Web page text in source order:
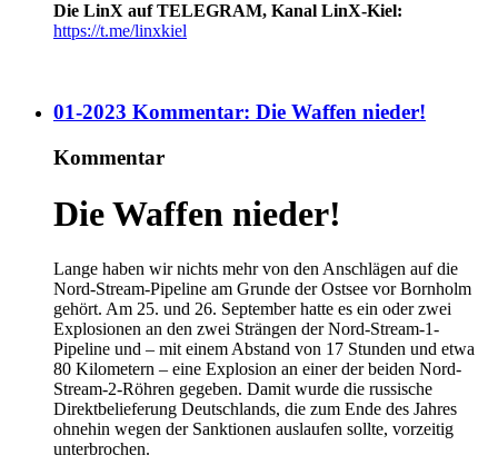
Die LinX auf TELEGRAM, Kanal LinX-Kiel:
https://t.me/linxkiel
01-2023 Kommentar: Die Waffen nieder!
Kommentar
Die Waffen nieder!
Lange haben wir nichts mehr von den Anschlägen auf die
Nord-Stream-Pipeline am Grunde der Ostsee vor Bornholm
gehört. Am 25. und 26. September hatte es ein oder zwei
Explosionen an den zwei Strängen der Nord-Stream-1-
Pipeline und – mit einem Abstand von 17 Stunden und etwa
80 Kilometern – eine Explosion an einer der beiden Nord-
Stream-2-Röhren gegeben. Damit wurde die russische
Direktbelieferung Deutschlands, die zum Ende des Jahres
ohnehin wegen der Sanktionen auslaufen sollte, vorzeitig
unterbrochen.